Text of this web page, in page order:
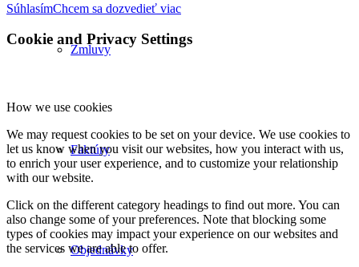
Zmluvy
Faktúry
Objednávky
SúhlasímChcem sa dozvedieť viac
Cookie and Privacy Settings
How we use cookies
We may request cookies to be set on your device. We use cookies to
let us know when you visit our websites, how you interact with us,
to enrich your user experience, and to customize your relationship
with our website.
Click on the different category headings to find out more. You can
also change some of your preferences. Note that blocking some
types of cookies may impact your experience on our websites and
the services we are able to offer.